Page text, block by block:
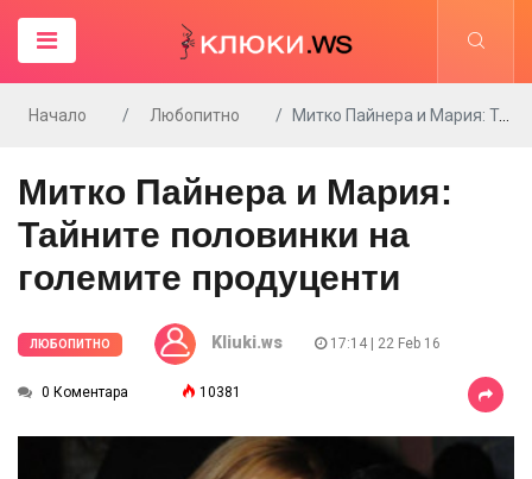
Начало Любопитно Митко Пайнера и Мария: Тайните половинки на големите продуценти
Митко Пайнера и Мария:
Тайните половинки на
големите продуценти
ЛЮБОПИТНО Kliuki.ws 17:14 | 22 Feb 16
0 Коментара 10381